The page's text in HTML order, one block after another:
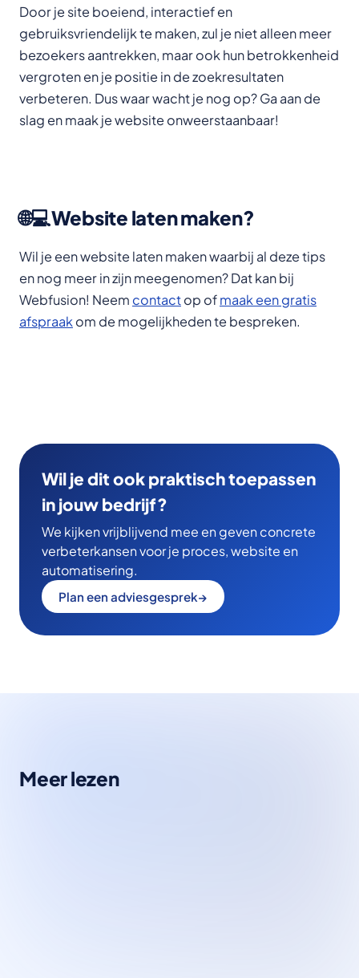
Door je site boeiend, interactief en
gebruiksvriendelijk te maken, zul je niet alleen meer
bezoekers aantrekken, maar ook hun betrokkenheid
vergroten en je positie in de zoekresultaten
verbeteren. Dus waar wacht je nog op? Ga aan de
slag en maak je website onweerstaanbaar!
🌐💻Website laten maken?
Wil je een website laten maken waarbij al deze tips
en nog meer in zijn meegenomen? Dat kan bij
Webfusion! Neem contactop ofmaak een gratis
afspraakom de mogelijkheden te bespreken.
Wil je dit ook praktisch toepassen
in jouw bedrijf?
We kijken vrijblijvend mee en geven concrete
verbeterkansen voor je proces, website en
automatisering.
Plan een adviesgesprek→
Meer lezen